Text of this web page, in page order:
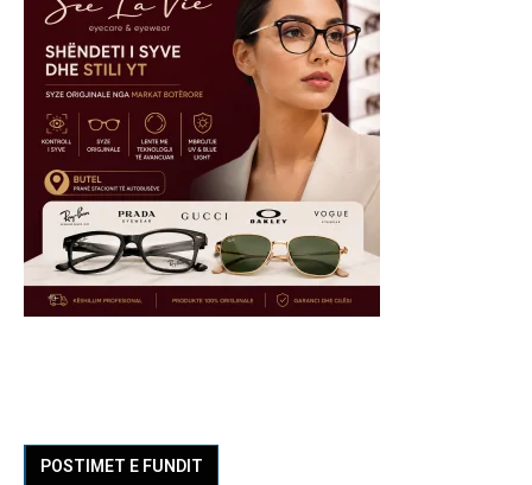
POSTIMET E FUNDIT